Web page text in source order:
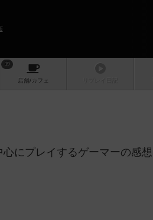
19
店舗/カフェ
にプレイするゲーマーの感